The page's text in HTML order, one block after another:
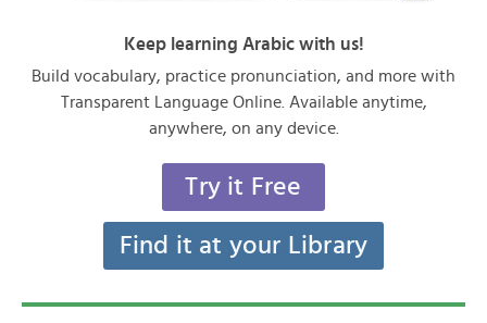
Keep learning Arabic with us!
Build vocabulary, practice pronunciation, and more with
Transparent Language Online. Available anytime,
anywhere, on any device.
Try it Free
Find it at your Library